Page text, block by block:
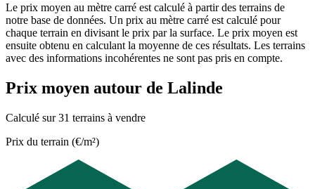
Le prix moyen au mètre carré est calculé à partir des terrains de
notre base de données. Un prix au mètre carré est calculé pour
chaque terrain en divisant le prix par la surface. Le prix moyen est
ensuite obtenu en calculant la moyenne de ces résultats. Les terrains
avec des informations incohérentes ne sont pas pris en compte.
Prix moyen autour de Lalinde
Calculé sur 31 terrains à vendre
Prix du terrain (€/m²)